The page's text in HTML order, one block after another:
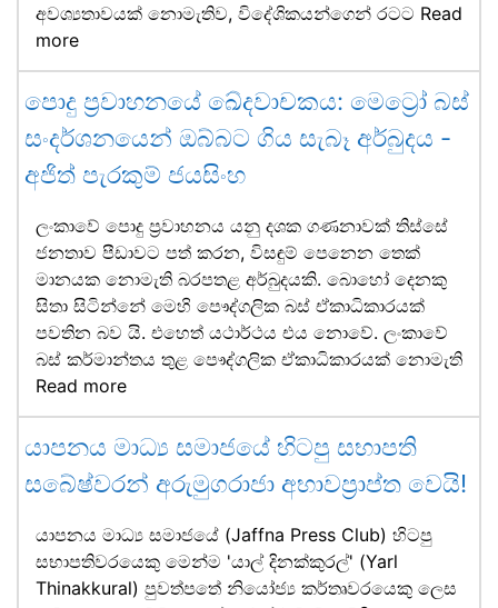
අවශ්‍යතාවයක් නොමැතිව, විදේශිකයන්ගෙන් රටට Read
more
පොදු ප්‍රවාහනයේ ඛේදවාචකය: මෙට්‍රෝ බස්
සංදර්ශනයෙන් ඔබ්බට ගිය සැබෑ අර්බුදය -
අජිත් පැරකුම් ජයසිංහ
ලංකාවේ පොදු ප්‍රවාහනය යනු දශක ගණනාවක් තිස්සේ
ජනතාව පීඩාවට පත් කරන, විසඳුම් පෙනෙන තෙක්
මානයක නොමැති බරපතළ අර්බුදයකි. බොහෝ දෙනකු
සිතා සිටින්නේ මෙහි පෞද්ගලික බස් ඒකාධිකාරයක්
පවතින බව යි. එහෙත් යථාර්ථය එය නොවේ. ලංකාවේ
බස් කර්මාන්තය තුළ පෞද්ගලික ඒකාධිකාරයක් නොමැති
Read more
යාපනය මාධ්‍ය සමාජයේ හිටපු සභාපති
සබේෂ්වරන් අරුමුගරාජා අභාවප්‍රාප්ත වෙයි!
යාපනය මාධ්‍ය සමාජයේ (Jaffna Press Club) හිටපු
සභාපතිවරයෙකු මෙන්ම 'යාල් දිනක්කුරල්' (Yarl
Thinakkural) පුවත්පතේ නියෝජ්‍ය කර්තෘවරයෙකු ලෙස